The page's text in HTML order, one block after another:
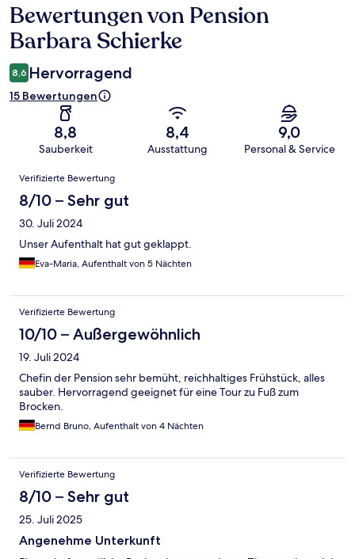
Bewertungen
Bewertungen von Pension
Barbara Schierke
8,6 Hervorragend
15 Bewertungen
8,8
Sauberkeit
8,4
Ausstattung
9,0
Personal & Service
Bewertungen
Verifizierte Bewertung
8/10 – Sehr gut
30. Juli 2024
Unser Aufenthalt hat gut geklappt.
Eva-Maria, Aufenthalt von 5 Nächten
Verifizierte Bewertung
10/10 – Außergewöhnlich
19. Juli 2024
Chefin der Pension sehr bemüht, reichhaltiges Frühstück, alles
sauber. Hervorragend geeignet für eine Tour zu Fuß zum
Brocken.
Bernd Bruno, Aufenthalt von 4 Nächten
Verifizierte Bewertung
8/10 – Sehr gut
25. Juli 2025
Angenehme Unterkunft